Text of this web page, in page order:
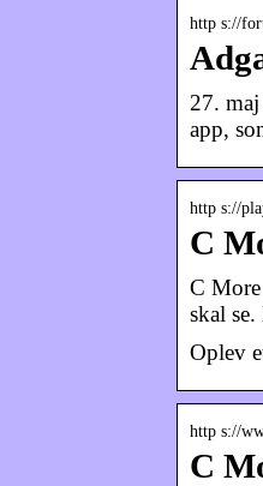
http s://
27.
app,
http s://
C
C
skal
Oplev
http s://
C